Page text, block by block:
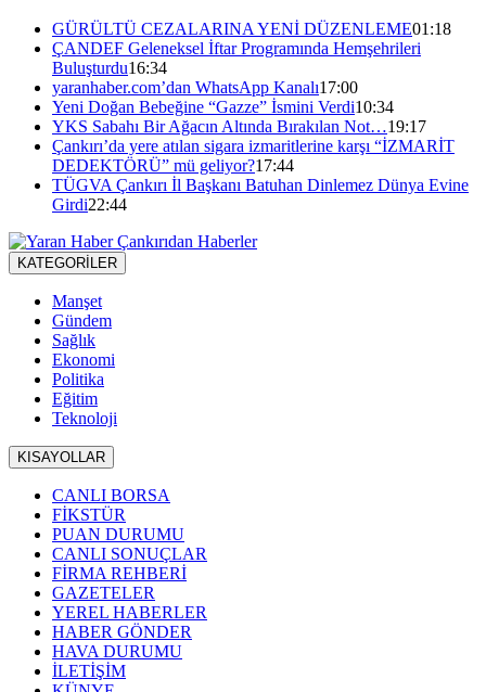
GÜRÜLTÜ CEZALARINA YENİ DÜZENLEME01:18
ÇANDEF Geleneksel İftar Programında Hemşehrileri
Buluşturdu16:34
yaranhaber.com’dan WhatsApp Kanalı17:00
Yeni Doğan Bebeğine “Gazze” İsmini Verdi10:34
YKS Sabahı Bir Ağacın Altında Bırakılan Not…19:17
Çankırı’da yere atılan sigara izmaritlerine karşı “İZMARİT
DEDEKTÖRÜ” mü geliyor?17:44
TÜGVA Çankırı İl Başkanı Batuhan Dinlemez Dünya Evine
Girdi22:44
KATEGORİLER
Manşet
Gündem
Sağlık
Ekonomi
Politika
Eğitim
Teknoloji
KISAYOLLAR
CANLI BORSA
FİKSTÜR
PUAN DURUMU
CANLI SONUÇLAR
FİRMA REHBERİ
GAZETELER
YEREL HABERLER
HABER GÖNDER
HAVA DURUMU
İLETİŞİM